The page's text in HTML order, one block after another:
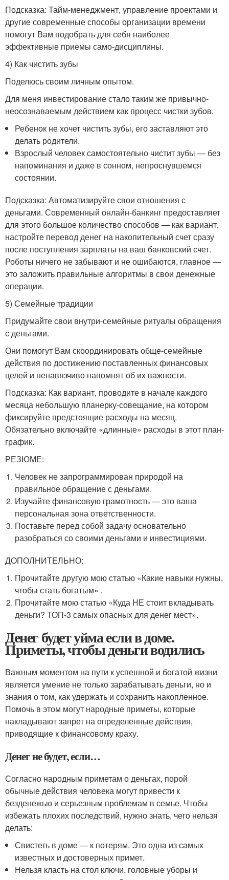
Подсказка: Тайм-менеджмент, управление проектами и
другие современные способы организации времени
помогут Вам подобрать для себя наиболее
эффективные приемы само-дисциплины.
4) Как чистить зубы
Поделюсь своим личным опытом.
Для меня инвестирование стало таким же привычно-
неосознаваемым действием как процесс чистки зубов.
Ребенок не хочет чистить зубы, его заставляют это
делать родители.
Взрослый человек самостоятельно чистит зубы — без
напоминания и даже в сонном, непроснувшемся
состоянии.
Подсказка: Автоматизируйте свои отношения с
деньгами. Современный онлайн-банкинг предоставляет
для этого большое количество способов — как вариант,
настройте перевод денег на накопительный счет сразу
после поступления зарплаты на ваш банковский счет.
Роботы ничего не забывают и не ошибаются, главное —
это заложить правильные алгоритмы в свои денежные
операции.
5) Семейные традиции
Придумайте свои внутри-семейные ритуалы обращения
с деньгами.
Они помогут Вам скоординировать обще-семейные
действия по достижению поставленных финансовых
целей и ненавязчиво напомнят об их важности.
Подсказка: Как вариант, проводите в начале каждого
месяца небольшую планерку-совещание, на котором
фиксируйте предстоящие расходы на месяц.
Обязательно включайте «длинные» расходы в этот план-
график.
РЕЗЮМЕ:
Человек не запрограммирован природой на
правильное обращение с деньгами.
Изучайте финансовую грамотность — это ваша
персональная зона ответственности.
Поставьте перед собой задачу основательно
разобраться со своими деньгами и инвестициями.
ДОПОЛНИТЕЛЬНО:
Прочитайте другую мою статью «Какие навыки нужны,
чтобы стать богатым» .
Прочитайте мою статью «Куда НЕ стоит вкладывать
деньги? ТОП-3 самых опасных для денег мест».
Денег будет уйма если в доме.
Приметы, чтобы деньги водились
Важным моментом на пути к успешной и богатой жизни
является умение не только зарабатывать деньги, но и
знания о том, как удержать и сохранить накопленное.
Помочь в этом могут народные приметы, которые
накладывают запрет на определенные действия,
приводящие к финансовому краху.
Денег не будет, если…
Согласно народным приметам о деньгах, порой
обычные действия человека могут привести к
безденежью и серьезным проблемам в семье. Чтобы
избежать плохих последствий, нужно знать, чего нельзя
делать:
Свистеть в доме — к потерям. Это одна из самых
известных и достоверных примет.
Нельзя класть на стол ключи, головные уборы и